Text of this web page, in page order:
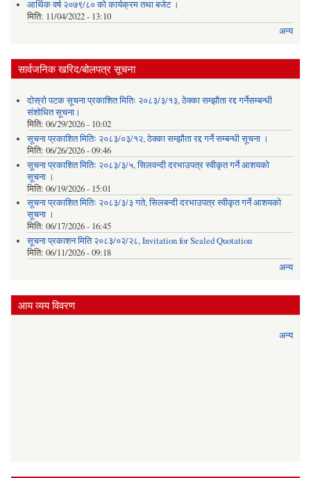
आर्थिक वर्ष २०७९/८० को कार्यक्रम तथा बजेट ।
मिति: 11/04/2022 - 13:10
अन्य
सार्वजनिक खरिद/बोलपत्र सूचना
दोस्रो पटक सूचना प्रकाशित मितिः २०८३/३/१३, ठेक्का सम्झौता रद्द गर्नेसम्बन्धी
संशोधित सूचना।
मिति: 06/29/2026 - 10:02
सूचना प्रकाशित मितिः २०८३/०३/१२, ठेक्का सम्झौता रद्द गर्ने सम्बन्धी सूचना ।
मिति: 06/26/2026 - 09:46
सूचना प्रकाशित मितिः २०८३/३/५, सिलवन्दी दरभाउपत्र स्वीकृत गर्ने आशयको
सूचना ।
मिति: 06/19/2026 - 15:01
सूचना प्रकाशित मितिः २०८३/३/३ गते, सिलबन्दी दरभाउपत्र स्वीकृत गर्ने आशयको
सूचना ।
मिति: 06/17/2026 - 16:45
सूचना प्रकाशन मिति २०८३/०२/२८, Invitation for Sealed Quotation
मिति: 06/11/2026 - 09:18
अन्य
आय व्यय विवरण
अन्य